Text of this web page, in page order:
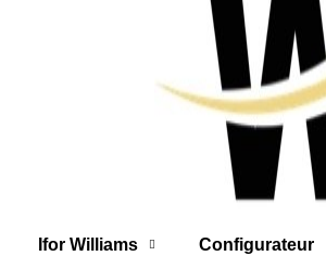
Ifor Williams Configurateur